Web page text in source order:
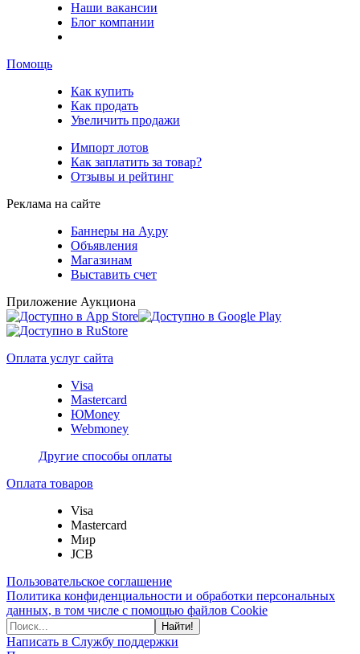
Наши вакансии
Блог компании
Помощь
Как купить
Как продать
Увеличить продажи
Импорт лотов
Как заплатить за товар?
Отзывы и рейтинг
Реклама на сайте
Баннеры на Ау.ру
Объявления
Магазинам
Выставить счет
Приложение Аукциона
Оплата услуг сайта
Visa
Mastercard
ЮMoney
Webmoney
Другие способы оплаты
Оплата товаров
Visa
Mastercard
Мир
JCB
Пользовательское соглашение
Политика конфиденциальности и обработки персональных
данных, в том числе с помощью файлов Cookie
Найти!
Написать в Службу поддержки